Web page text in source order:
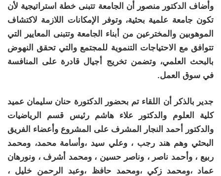
وأضاف الدكتور منصور أن الجامعة تتبنى خطة استراتيجية لأن
تكون جامعة علمية بحثية، وتوفر الإمكانات اللازمة لاكتشاف
الموهوبين والمخترعين من أبناء الجامعة وتتبنى المعايير التي
تتوافق مع الاحتياجات التنموية للمجتمع والتي تحقق النهوض
بالبحث العلمي، وتضمن تخريج أجيال قادرة على المنافسة
في سوق العمل.
جدير بالذكر أن اللقاء تم بحضور الدكتورة حنان سليمان عميد
كلية العلوم والدكتور علاء هاشم رئيس قسم الرياضيات
والدكتور أحمد النجار المشرف على المشروع وأعضاء الفريق
البحثي وهم هند رجب ، وعلي سيد ،وأسامة محمد، ومحمد
ربيع ، وأحمد ناصر ، وناصر حسين ، ومحمد أشرف ، ونورهان
عماد ،ومحمد زكي ،ومحمد حافظ ،وعبد الرحمن خليل ،